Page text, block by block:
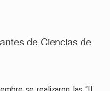
de Ciencias de
se realizaron las “II